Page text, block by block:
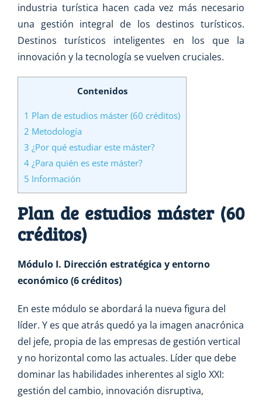
industria turística hacen cada vez más necesario
una gestión integral de los destinos turísticos.
Destinos turísticos inteligentes en los que la
innovación y la tecnología se vuelven cruciales.
Contenidos
1 Plan de estudios máster (60 créditos)
2 Metodología
3 ¿Por qué estudiar este máster?
4 ¿Para quién es este máster?
5 Información
Plan de estudios máster (60
créditos)
Módulo I. Dirección estratégica y entorno
económico (6 créditos)
En este módulo se abordará la nueva figura del
líder. Y es que atrás quedó ya la imagen anacrónica
del jefe, propia de las empresas de gestión vertical
y no horizontal como las actuales. Líder que debe
dominar las habilidades inherentes al siglo XXI:
gestión del cambio, innovación disruptiva,